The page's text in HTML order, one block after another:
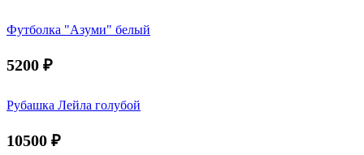
Футболка "Азуми" белый
5200 ₽
Рубашка Лейла голубой
10500 ₽